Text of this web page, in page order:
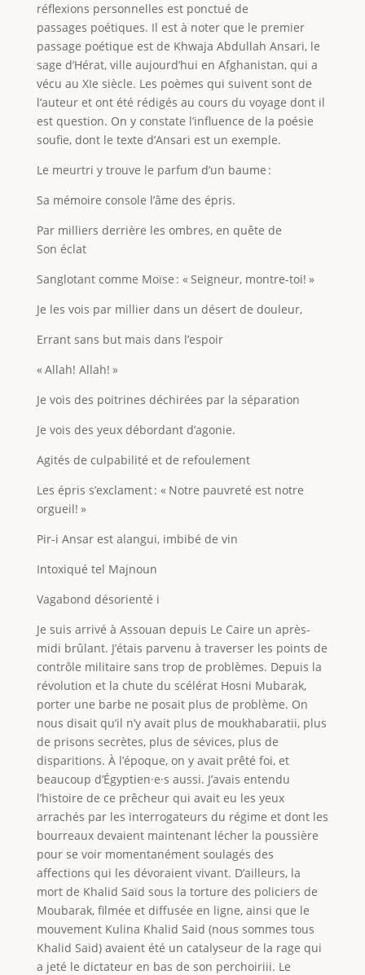
réflexions personnelles est ponctué de
passages poétiques. Il est à noter que le premier
passage poétique est de Khwaja Abdullah Ansari, le
sage d’Hérat, ville aujourd’hui en Afghanistan, qui a
vécu au XIe siècle. Les poèmes qui suivent sont de
l’auteur et ont été rédigés au cours du voyage dont il
est question. On y constate l’influence de la poésie
soufie, dont le texte d’Ansari est un exemple.
Le meurtri y trouve le parfum d’un baume :
Sa mémoire console l’âme des épris.
Par milliers derrière les ombres, en quête de
Son éclat
Sanglotant comme Moïse : « Seigneur, montre-toi! »
Je les vois par millier dans un désert de douleur,
Errant sans but mais dans l’espoir
« Allah! Allah! »
Je vois des poitrines déchirées par la séparation
Je vois des yeux débordant d’agonie.
Agités de culpabilité et de refoulement
Les épris s’exclament : « Notre pauvreté est notre
orgueil! »
Pir-i Ansar est alangui, imbibé de vin
Intoxiqué tel Majnoun
Vagabond désorienté i
Je suis arrivé à Assouan depuis Le Caire un après-
midi brûlant. J’étais parvenu à traverser les points de
contrôle militaire sans trop de problèmes. Depuis la
révolution et la chute du scélérat Hosni Mubarak,
porter une barbe ne posait plus de problème. On
nous disait qu’il n’y avait plus de moukhabaratii, plus
de prisons secrètes, plus de sévices, plus de
disparitions. À l’époque, on y avait prêté foi, et
beaucoup d’Égyptien·e·s aussi. J’avais entendu
l’histoire de ce prêcheur qui avait eu les yeux
arrachés par les interrogateurs du régime et dont les
bourreaux devaient maintenant lécher la poussière
pour se voir momentanément soulagés des
affections qui les dévoraient vivant. D’ailleurs, la
mort de Khalid Saïd sous la torture des policiers de
Moubarak, filmée et diffusée en ligne, ainsi que le
mouvement Kulina Khalid Said (nous sommes tous
Khalid Said) avaient été un catalyseur de la rage qui
a jeté le dictateur en bas de son perchoiriii. Le